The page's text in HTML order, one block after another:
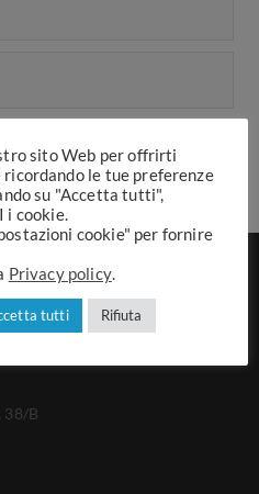
38/B
sito Web per offrirti
le tue preferenze
su "Accetta tutti",
i cookie.
cookie" per fornire
Privacy policy.
tutti Rifiuta